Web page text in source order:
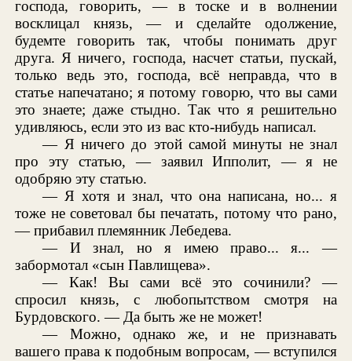
господа, говорить, — в тоске и в волнении
восклицал князь, — и сделайте одолжение,
будемте говорить так, чтобы понимать друг
друга. Я ничего, господа, насчет статьи, пускай,
только ведь это, господа, всё неправда, что в
статье напечатано; я потому говорю, что вы сами
это знаете; даже стыдно. Так что я решительно
удивляюсь, если это из вас кто-нибудь написал.
— Я ничего до этой самой минуты не знал
про эту статью, — заявил Ипполит, — я не
одобряю эту статью.
— Я хотя и знал, что она написана, но... я
тоже не советовал бы печатать, потому что рано,
— прибавил племянник Лебедева.
— И знал, но я имею право... я... —
забормотал «сын Павлищева».
— Как! Вы сами всё это сочинили? —
спросил князь, с любопытством смотря на
Бурдовского. — Да быть же не может!
— Можно, однако же, и не признавать
вашего права к подобным вопросам, — вступился